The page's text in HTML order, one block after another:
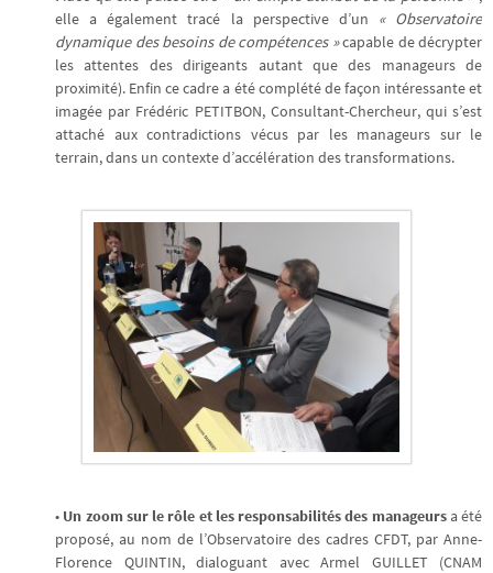
elle a également tracé la perspective d’un « Observatoire
dynamique des besoins de compétences »capable de décrypter
les attentes des dirigeants autant que des manageurs de
proximité). Enfin ce cadre a été complété de façon intéressante et
imagée par Frédéric PETITBON, Consultant-Chercheur, qui s’est
attaché aux contradictions vécus par les manageurs sur le
terrain, dans un contexte d’accélération des transformations.
• Un zoom sur le rôle et les responsabilités des manageursa été
proposé, au nom de l’Observatoire des cadres CFDT, par Anne-
Florence QUINTIN, dialoguant avec Armel GUILLET (CNAM